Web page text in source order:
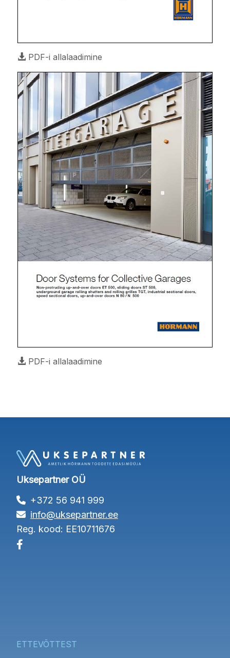
PDF-i allalaadimine
PDF-i allalaadimine
Uksepartner OÜ
+372 56 941 999
info@uksepartner.ee
Reg. kood: EE10711676
ETTEVÕTTEST